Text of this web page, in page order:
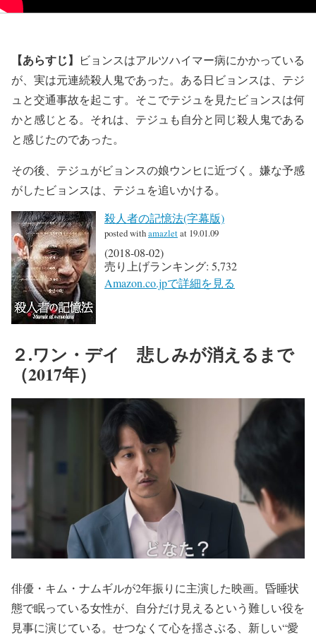
【あらすじ】 ビョンスはアルツハイマー病にかかっている
が、実は元連続殺人鬼であった。ある日ビョンスは、テジ
ュと交通事故を起こす。そこでテジュを見たビョンスは何
かと感じとる。それは、テジュも自分と同じ殺人鬼である
と感じたのであった。
その後、テジュがビョンスの娘ウンヒに近づく。嫌な予感
がしたビョンスは、テジュを追いかける。
殺人者の記憶法(字幕版)
posted withamazletat 19.01.09
(2018-08-02)
売り上げランキング: 5,732
Amazon.co.jpで詳細を見る
２.ワン・デイ 悲しみが消えるまで
（2017年）
俳優・キム・ナムギルが2年振りに主演した映画。昏睡状
態で眠っている女性が、自分だけ見えるという難しい役を
見事に演じている。せつなくて心を揺さぶる、新しい“愛